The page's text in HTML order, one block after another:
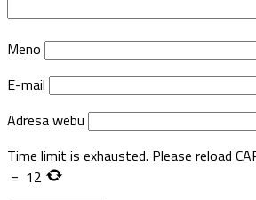
Meno
E-mail
Adresa webu
Time limit is exhausted. Please reload
= 12